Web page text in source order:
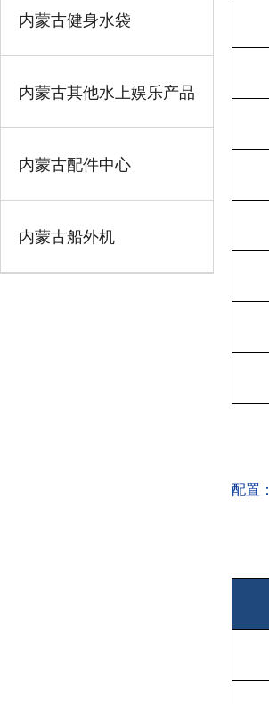
内蒙古健身水袋
内蒙古其他水上娱乐产品
内蒙古配件中心
内蒙古船外机
配置：